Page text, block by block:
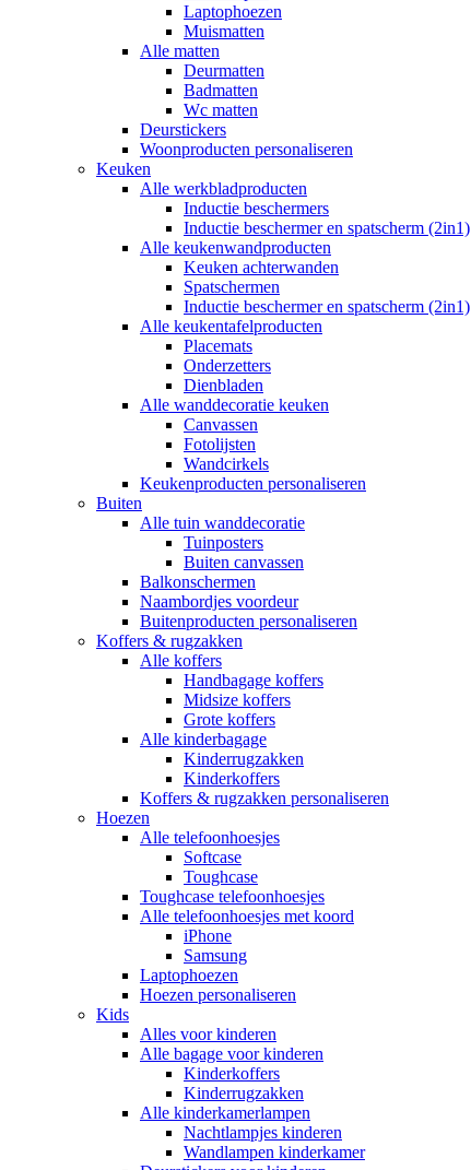
Laptophoezen
Muismatten
Alle matten
Deurmatten
Badmatten
Wc matten
Deurstickers
Woonproducten personaliseren
Keuken
Alle werkbladproducten
Inductie beschermers
Inductie beschermer en spatscherm (2in1)
Alle keukenwandproducten
Keuken achterwanden
Spatschermen
Inductie beschermer en spatscherm (2in1)
Alle keukentafelproducten
Placemats
Onderzetters
Dienbladen
Alle wanddecoratie keuken
Canvassen
Fotolijsten
Wandcirkels
Keukenproducten personaliseren
Buiten
Alle tuin wanddecoratie
Tuinposters
Buiten canvassen
Balkonschermen
Naambordjes voordeur
Buitenproducten personaliseren
Koffers & rugzakken
Alle koffers
Handbagage koffers
Midsize koffers
Grote koffers
Alle kinderbagage
Kinderrugzakken
Kinderkoffers
Koffers & rugzakken personaliseren
Hoezen
Alle telefoonhoesjes
Softcase
Toughcase
Toughcase telefoonhoesjes
Alle telefoonhoesjes met koord
iPhone
Samsung
Laptophoezen
Hoezen personaliseren
Kids
Alles voor kinderen
Alle bagage voor kinderen
Kinderkoffers
Kinderrugzakken
Alle kinderkamerlampen
Nachtlampjes kinderen
Wandlampen kinderkamer